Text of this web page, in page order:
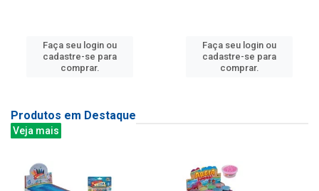
Faça seu login ou
cadastre-se para
comprar.
Faça seu login ou
cadastre-se para
comprar.
Produtos em Destaque
Veja mais